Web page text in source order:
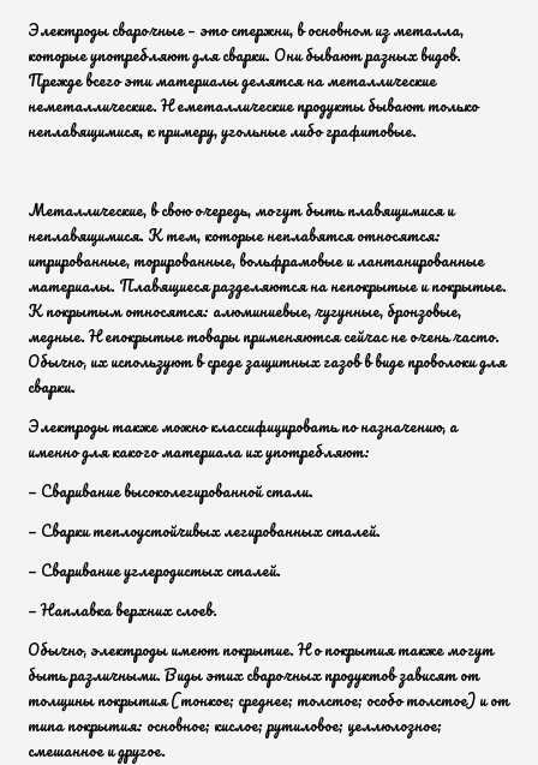
Электроды сварочные – это стержни, в основном из металла,
которые употребляют для сварки. Они бывают разных видов.
Прежде всего эти материалы делятся на металлические
неметаллические. Неметаллические продукты бывают только
неплавящимися, к примеру, угольные либо графитовые.
Металлические, в свою очередь, могут быть плавящимися и
неплавящимися. К тем, которые неплавятся относятся:
итрированные, торированные, вольфрамовые и лантанированные
материалы. Плавящиеся разделяются на непокрытые и покрытые.
К покрытым относятся: алюминиевые, чугунные, бронзовые,
медные. Непокрытые товары применяются сейчас не очень часто.
Обычно, их используют в среде защитных газов в виде проволоки для
сварки.
Электроды также можно классифицировать по назначению, а
именно для какого материала их употребляют:
— Сваривание высоколегированной стали.
— Сварки теплоустойчивых легированных сталей.
— Сваривание углеродистых сталей.
— Наплавка верхних слоев.
Обычно, электроды имеют покрытие. Но покрытия также могут
быть различными. Виды этих сварочных продуктов зависят от
толщины покрытия (тонкое; среднее; толстое; особо толстое) и от
типа покрытия: основное; кислое; рутиловое; целлюлозное;
смешанное и другое.